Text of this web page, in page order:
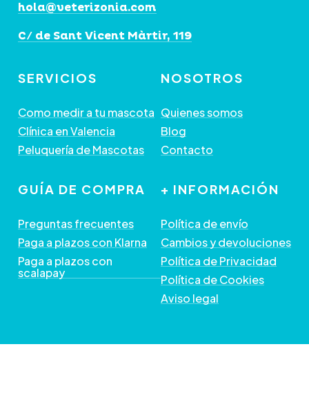
hola@veterizonia.com
C/ de Sant Vicent Màrtir, 119
SERVICIOS
Como medir a tu mascota
Clínica en Valencia
Peluquería de Mascotas
NOSOTROS
Quienes somos
Blog
Contacto
GUÍA DE COMPRA
Preguntas frecuentes
Paga a plazos con Klarna
Paga a plazos con
scalapay
+ INFORMACIÓN
Política de envío
Cambios y devoluciones
Política de Privacidad
Política de Cookies
Aviso legal